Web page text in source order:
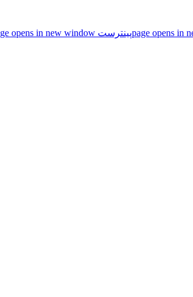
پینترست page opens in new window